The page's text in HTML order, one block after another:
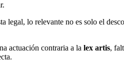
legal, lo relevante no es solo el
actuación contraria a la lex artis,